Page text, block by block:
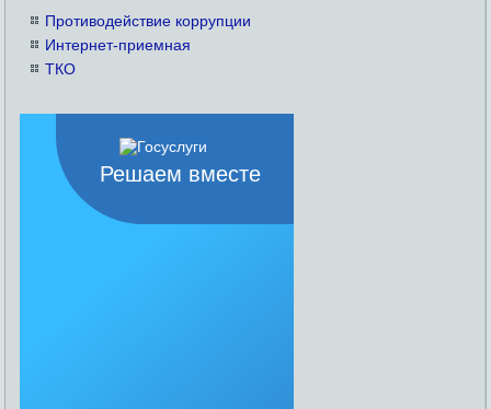
Противодействие коррупции
Интернет-приемная
ТКО
Решаем вместе